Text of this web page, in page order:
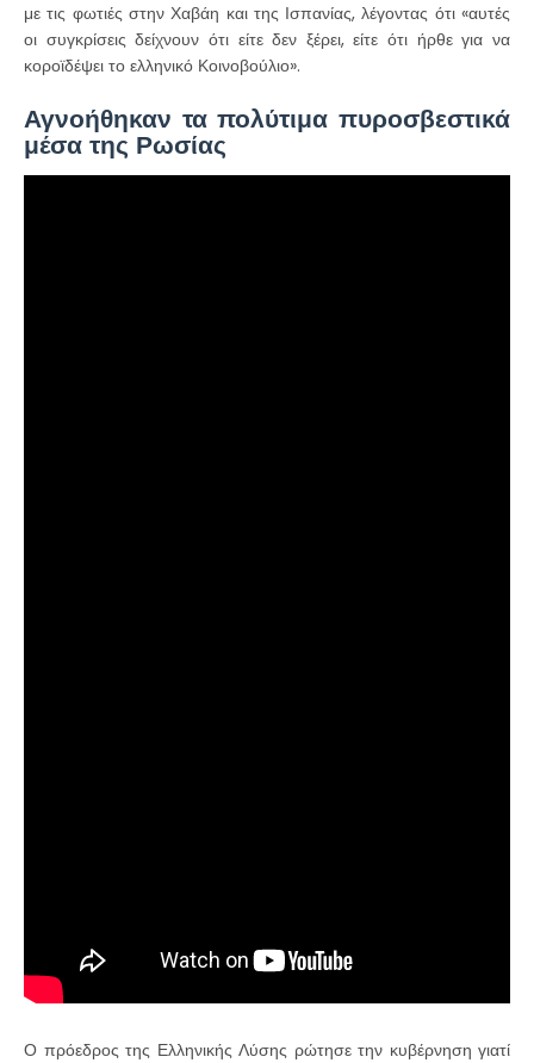
με τις φωτιές στην Χαβάη και της Ισπανίας, λέγοντας ότι «αυτές
οι συγκρίσεις δείχνουν ότι είτε δεν ξέρει, είτε ότι ήρθε για να
κοροϊδέψει το ελληνικό Κοινοβούλιο».
Αγνοήθηκαν τα πολύτιμα πυροσβεστικά
μέσα της Ρωσίας
Ο πρόεδρος της Ελληνικής Λύσης ρώτησε την κυβέρνηση γιατί